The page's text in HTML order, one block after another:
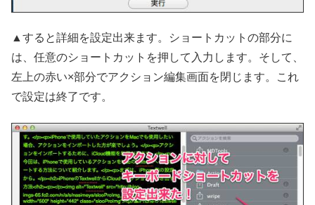
▲すると詳細を設定出来ます。ショートカットの部分に
は、任意のショートカットを押して入力します。そして、
左上の赤い×部分でアクション編集画面を閉じます。これ
で設定は終了です。